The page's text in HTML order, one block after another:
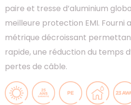
paire et tresse d’aluminium
meilleure protection EMI. Fourni
métrique décroissant
rapide, une réduction du temps
pertes de câble.